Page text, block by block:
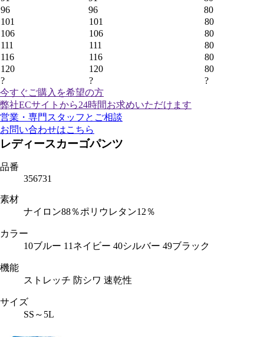
96
96
80
101
101
80
106
106
80
111
111
80
116
116
80
120
120
80
?
?
?
今すぐご購入 を希望の方
弊社ECサイトから24時間お求めいただけます
営業・専門スタッフとご相談
お問い合わせはこちら
レディースカーゴパンツ
品番
356731
素材
ナイロン88％ポリウレタン12％
カラー
10ブルー 11ネイビー 40シルバー 49ブラック
機能
ストレッチ 防シワ 速乾性
サイズ
SS～5L